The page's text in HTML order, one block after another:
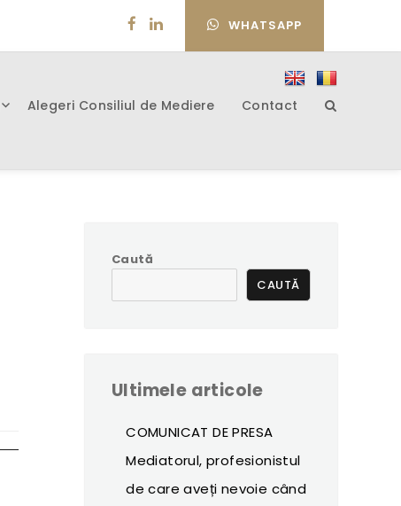
WHATSAPP
Alegeri Consiliul de Mediere Contact
Caută
CAUTĂ
Ultimele articole
COMUNICAT DE PRESA
Mediatorul, profesionistul
de care aveți nevoie când